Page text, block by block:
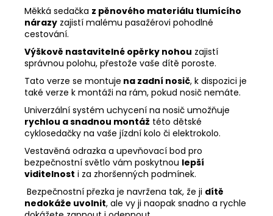
Měkká sedačka z pěnového materiálu tlumícího
nárazy zajistí malému pasažérovi pohodlné
cestování.
Výškově nastavitelné opěrky nohou zajistí
správnou polohu, přestože vaše dítě poroste.
Tato verze se montuje na zadní nosič, k dispozici je
také verze k montáži na rám, pokud nosič nemáte.
Univerzální systém uchycení na nosič umožňuje
rychlou a snadnou montáž této dětské
cyklosedačky na vaše jízdní kolo či elektrokolo.
Vestavěná odrazka a upevňovací bod pro
bezpečnostní světlo vám poskytnou lepší
viditelnost i za zhoršenných podmínek.
Bezpečnostní přezka je navržena tak, že ji dítě
nedokáže uvolnit, ale vy ji naopak snadno a rychle